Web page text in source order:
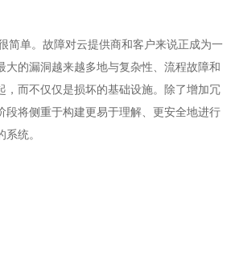
简单。故障对云提供商和客户来说正成为一
大的漏洞越来越多地与复杂性、流程故障和
，而不仅仅是损坏的基础设施。除了增加冗
段将侧重于构建更易于理解、更安全地进行
统。